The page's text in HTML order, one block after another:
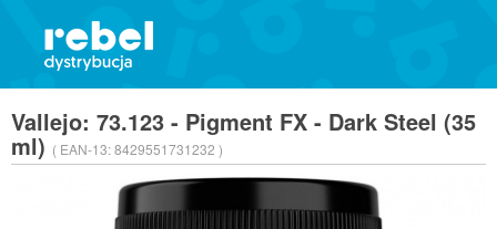
Vallejo: 73.123 - Pigment FX - Dark Steel (35
ml) ( EAN-13:8429551731232 )